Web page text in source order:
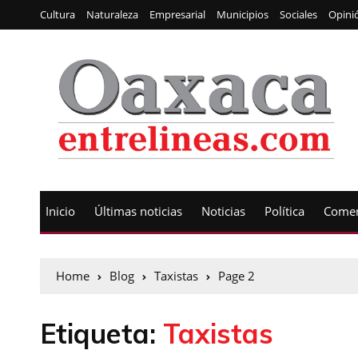
Cultura Naturaleza Empresarial Municipios Sociales
Inicio Últimas noticias Noticias Política
Home Blog Taxistas Page 2
Etiqueta: Taxistas